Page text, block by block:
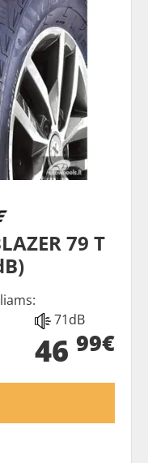
79 T
71dB
46 99€